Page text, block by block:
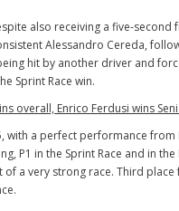
also receiving a five-second
Alessandro Cereda,
hit by another driver and
Sprint Race win.
overall, Enrico Ferdusi wins
with a perfect performance
P1 in the Sprint Race and in
a very strong race. Third